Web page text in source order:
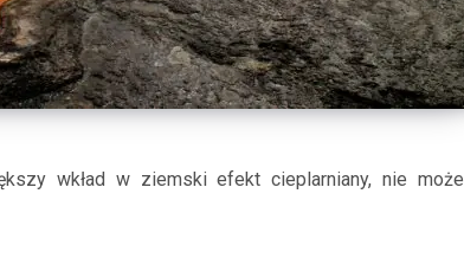
wkład w ziemski efekt cieplarniany, nie może